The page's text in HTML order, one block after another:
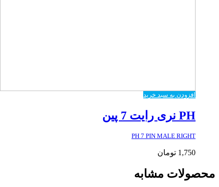
افزودن به سبد خرید
PH نری رایت 7 پین
PH 7 PIN MALE RIGHT
1,750 تومان
محصولات مشابه